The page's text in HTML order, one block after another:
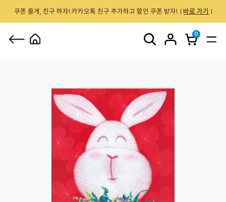
쿠폰 줄게, 친구 하자! 카카오톡 친구 추가하고 할인 쿠폰 받자! 바로 가기
0